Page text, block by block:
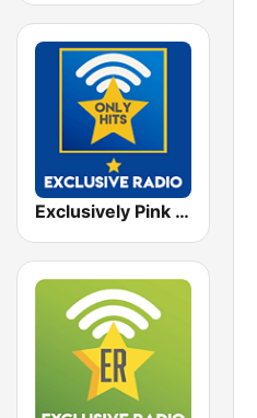
Exclusively Pink Floyd - HITS